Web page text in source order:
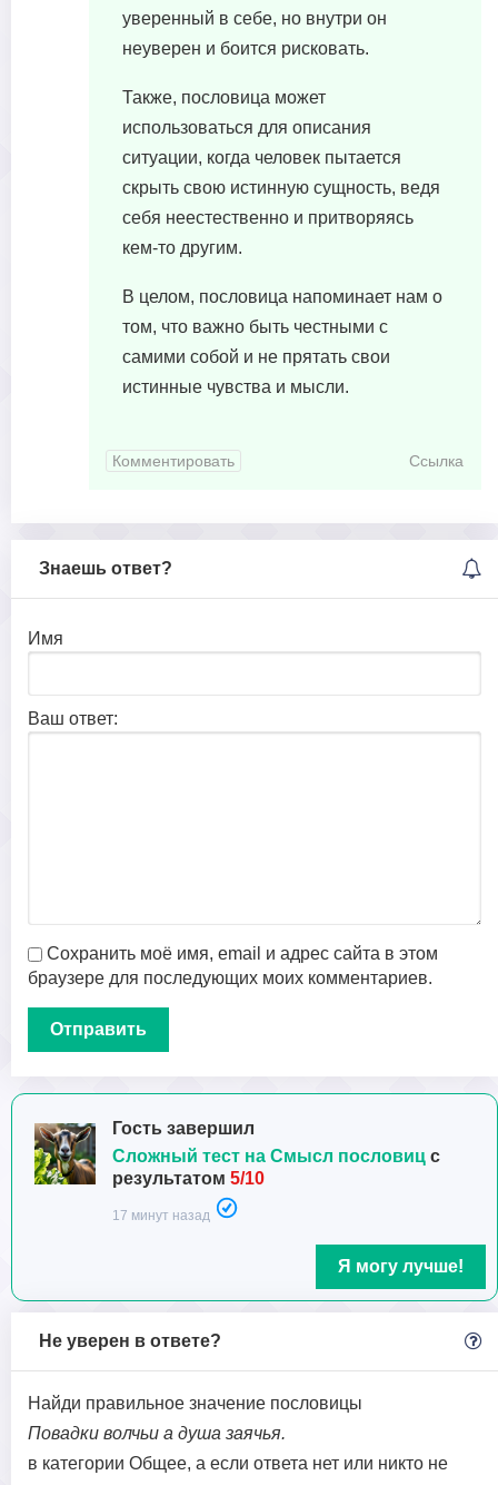
уверенный в себе, но внутри он
неуверен и боится рисковать.
Также, пословица может
использоваться для описания
ситуации, когда человек пытается
скрыть свою истинную сущность, ведя
себя неестественно и притворяясь
кем-то другим.
В целом, пословица напоминает нам о
том, что важно быть честными с
самими собой и не прятать свои
истинные чувства и мысли.
Комментировать Ссылка
Знаешь ответ?
Имя
Ваш ответ:
Сохранить моё имя, email и адрес сайта в этом
браузере для последующих моих комментариев.
Гость завершил
Сложный тест на Смысл пословиц с
результатом 5/10
17 минут назад
Я могу лучше!
Не уверен в ответе?
Найди правильное значение пословицы
Повадки волчьи а душа заячья.
в категории Общее, а если ответа нет или никто не